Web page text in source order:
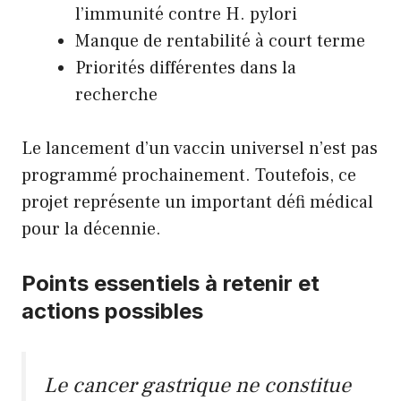
l’immunité contre H. pylori
Manque de rentabilité à court terme
Priorités différentes dans la
recherche
Le lancement d’un vaccin universel n’est pas
programmé prochainement. Toutefois, ce
projet représente un important défi médical
pour la décennie.
Points essentiels à retenir et
actions possibles
Le cancer gastrique ne constitue